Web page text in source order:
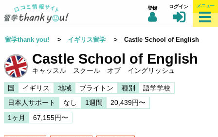
登録 ログイン メニュー
留学thank you! > イギリス留学 > Castle School of English
Castle School of English
キャッスル スクール オブ イングリッシュ
国 イギリス 地域 ブライトン 種別
語学学校
日本人サポート
なし 1週間
20,439円〜
1ヶ月
67,155円〜